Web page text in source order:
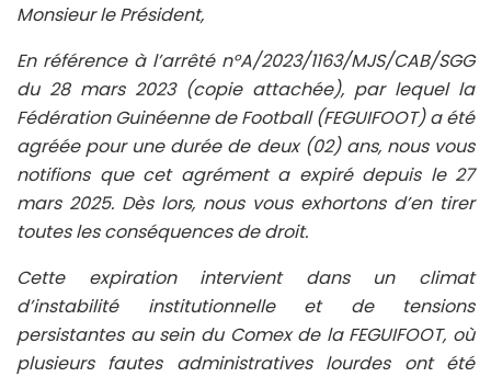
Monsieur le Président,
En référence à l’arrêté n°A/2023/1163/MJS/CAB/SGG
du 28 mars 2023 (copie attachée), par lequel la
Fédération Guinéenne de Football (FEGUIFOOT) a été
agréée pour une durée de deux (02) ans, nous vous
notifions que cet agrément a expiré depuis le 27
mars 2025. Dès lors, nous vous exhortons d’en tirer
toutes les conséquences de droit.
Cette expiration intervient dans un climat
d’instabilité institutionnelle et de tensions
persistantes au sein du Comex de la FEGUIFOOT, où
plusieurs fautes administratives lourdes ont été